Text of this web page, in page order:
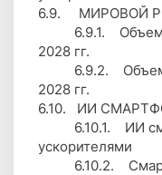
6.9. МИРОВОЙ
6.9.1. Объем
2028 гг.
6.9.2. Объем
2028 гг.
6.10. ИИ
6.10.1. ИИ
ускорителями
6.10.2.